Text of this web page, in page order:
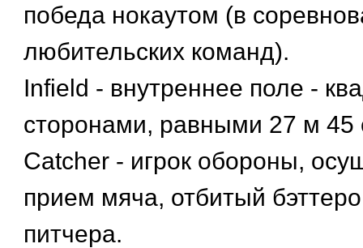
победа нокаутом (в
любительских команд).
Infield - внутреннее поле -
сторонами, равными 27 м 45
Catcher - игрок обороны,
прием мяча, отбитый
питчера.